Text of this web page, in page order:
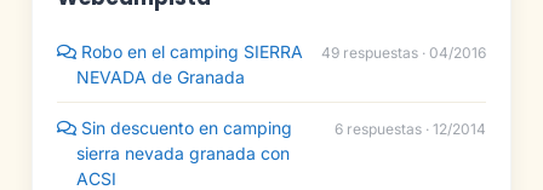
Robo en el camping SIERRA
NEVADA de Granada
49 respuestas · 04/2016
Sin descuento en camping
sierra nevada granada con
ACSI
6 respuestas · 12/2014